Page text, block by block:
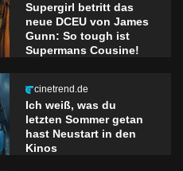
Supergirl betritt das
neue DCEU von James
Gunn: So tough ist
Supermans Cousine!
cinetrend.de
Ich weiß, was du
letzten Sommer getan
hast Neustart in den
Kinos